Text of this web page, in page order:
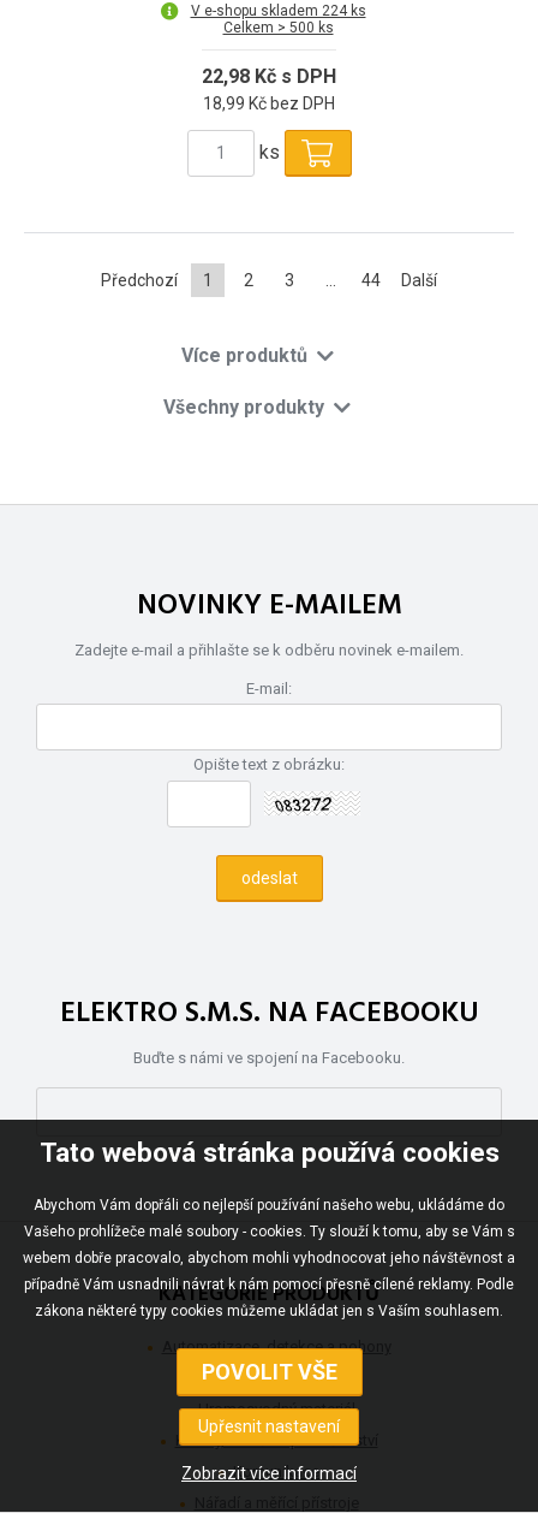
V e-shopu skladem 224 ks
Celkem > 500 ks
22,98 Kč s DPH
18,99 Kč bez DPH
ks
Více produktů
Všechny produkty
Předchozí 1 2 3 44 Další
Tato webová stránka používá cookies
Abychom Vám dopřáli co nejlepší používání našeho webu, ukládáme do
Vašeho prohlížeče malé soubory - cookies. Ty slouží k tomu, aby se Vám s
webem dobře pracovalo, abychom mohli vyhodnocovat jeho návštěvnost a
případně Vám usnadnili návrat k nám pomocí přesně cílené reklamy. Podle
zákona některé typy cookies můžeme ukládat jen s Vaším souhlasem.
NOVINKY E-MAILEM
Zadejte e-mail a přihlašte se k odběru novinek e-mailem.
E-mail:
Opište text z obrázku:
ELEKTRO S.M.S. NA FACEBOOKU
Buďte s námi ve spojení na Facebooku.
KATEGORIE PRODUKTŮ
Automatizace, detekce a pohony
Fotovoltaické systémy
Hromosvodný materiál
Kabely, vodiče a příslušenství
Komunikace